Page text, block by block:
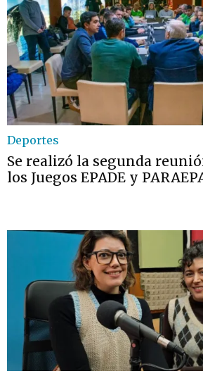
Deportes
Se realizó la segunda
los Juegos EPADE y